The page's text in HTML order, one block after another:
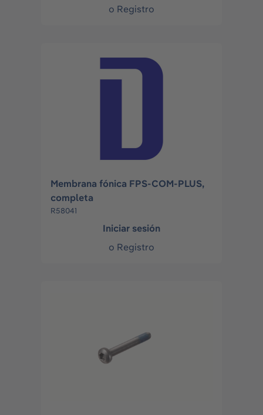
o Registro
Membrana fónica FPS-COM-PLUS,
completa
R58041
Iniciar sesión
o Registro